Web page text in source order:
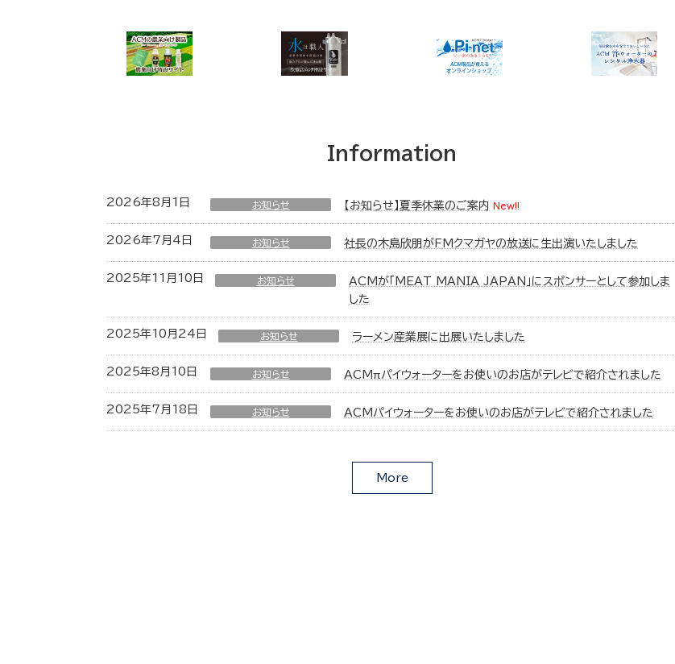
Information
2026年8月1日 お知らせ 【お知らせ】夏季休業のご案内 New!!
2026年7月4日 お知らせ 社長の木島欣朋がFMクマガヤの放送に生出演いたしました
2025年11月10日 お知らせ
ACMが「MEAT MANIA JAPAN」にスポンサーとして参加しま
した
2025年10月24日 お知らせ ラーメン産業展に出展いたしました
2025年8月10日 お知らせ ACMπパイウォーターをお使いのお店がテレビで紹介されました
2025年7月18日 お知らせ ACMパイウォーターをお使いのお店がテレビで紹介されました
More